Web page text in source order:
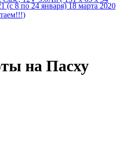
(с 8 по 24 января)
на Пасху